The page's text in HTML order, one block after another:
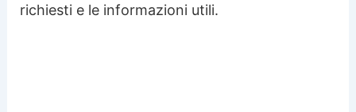
richiesti e le informazioni utili.